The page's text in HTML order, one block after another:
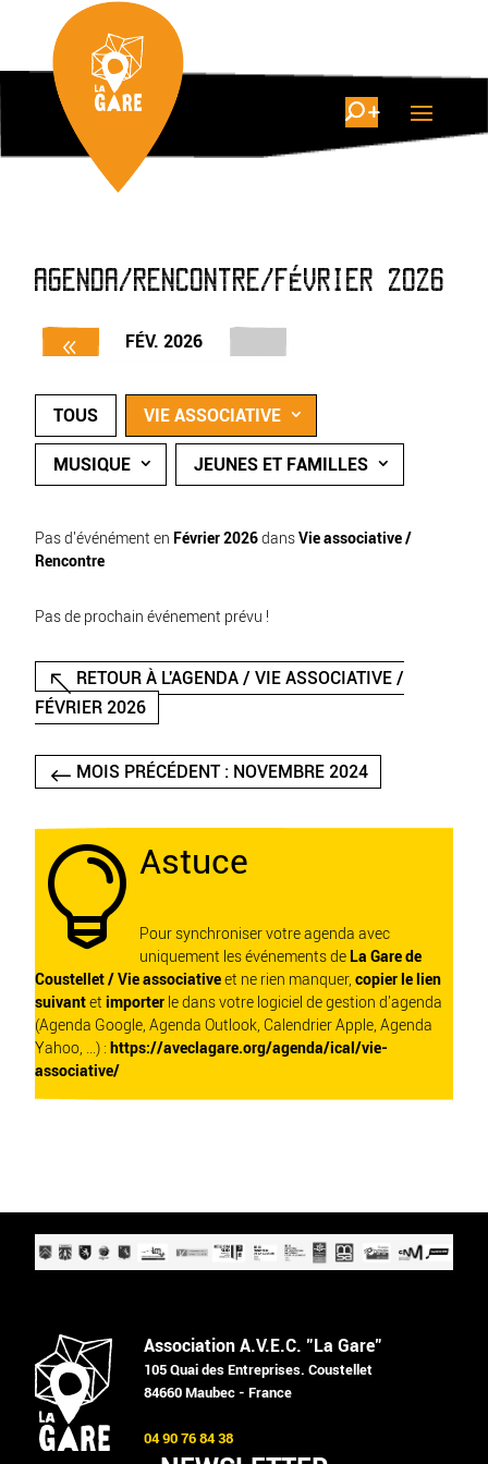
AGENDA/RENCONTRE/FÉVRIER 2026
FÉV. 2026
TOUS VIE ASSOCIATIVE
MUSIQUE JEUNES ET FAMILLES
Pas d'événément en Février 2026dansVie associative /
Rencontre
Pas de prochain événement prévu !
RETOUR À L'AGENDA / VIE ASSOCIATIVE /
FÉVRIER 2026
MOIS PRÉCÉDENT : NOVEMBRE 2024
 Astuce
Pour synchroniser votre agenda avec
uniquement les événements de La Gare de
Coustellet / Vie associativeet ne rien manquer, copier le lien
suivantet importer le dans votre logiciel de gestion d'agenda
(Agenda Google, Agenda Outlook, Calendrier Apple, Agenda
Yahoo, ...) : https://aveclagare.org/agenda/ical/vie-
associative/
Association A.V.E.C. "La Gare"
105 Quai des Entreprises. Coustellet
84660 Maubec - France
04 90 76 84 38